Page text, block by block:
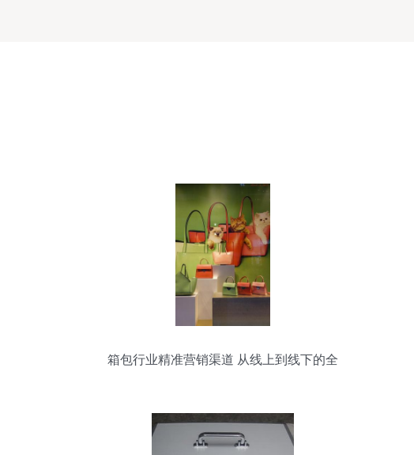
箱包行业精准营销渠道 从线上到线下的全